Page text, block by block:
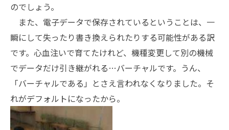
のでしょう。
また、電子データで保存されているということは、一
瞬にして失ったり書き換えられたりする可能性がある訳
です。心血注いで育てたけれど、機種変更して別の機械
でデータだけ引き継がれる…バーチャルです。うん、
「バーチャルである」とさえ言われなくなりました。そ
れがデフォルトになったから。